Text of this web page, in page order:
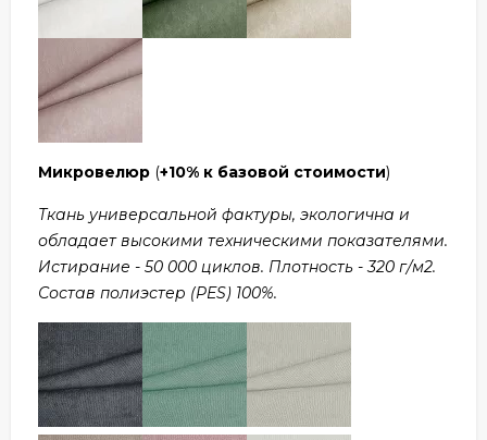
Микровелюр (+10% к базовой стоимости)
Ткань универсальной фактуры, экологична и
обладает высокими техническими показателями.
Истирание - 50 000 циклов. Плотность - 320 г/м2.
Состав полиэстер (PES) 100%.